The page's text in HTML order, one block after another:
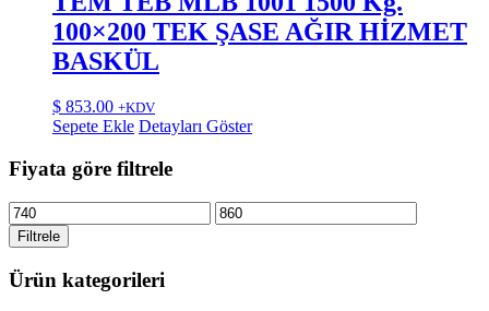
100×200 TEK ŞASE AĞIR HİZMET
BASKÜL
$ 853.00 +KDV
Sepete Ekle Detayları Göster
Fiyata göre filtrele
En
düşük
fiyat
En
yüksek
Filtrele
Ürün kategorileri